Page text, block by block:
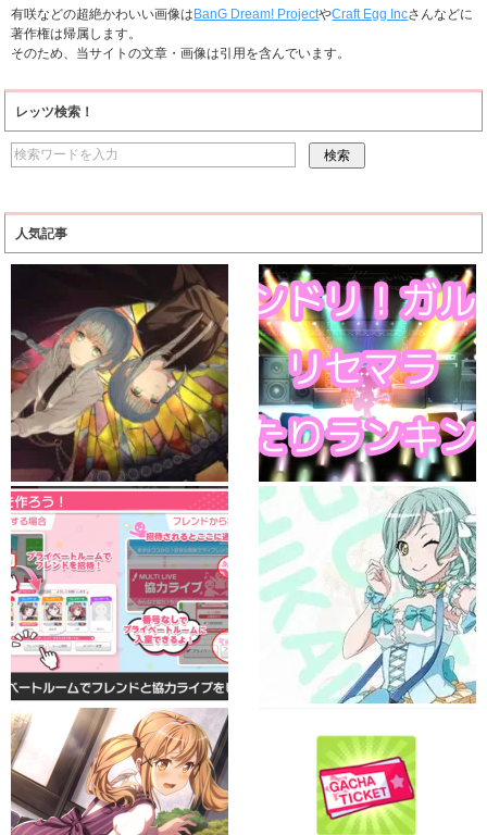
有咲などの超絶かわいい画像は BanG Dream! ProjectやCraft Egg Incさんなどに
著作権は帰属します。
そのため、当サイトの文章・画像は引用を含んでいます。
レッツ検索！
人気記事